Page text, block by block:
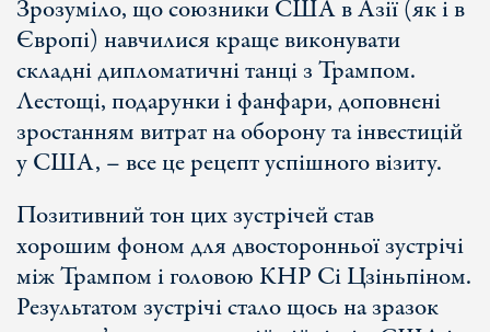
Зрозуміло, що союзники США в Азії (як і в
Європі) навчилися краще виконувати
складні дипломатичні танці з Трампом.
Лестощі, подарунки і фанфари, доповнені
зростанням витрат на оборону та інвестицій
у США, – все це рецепт успішного візиту.
Позитивний тон цих зустрічей став
хорошим фоном для двосторонньої зустрічі
між Трампом і головою КНР Сі Цзіньпіном.
Результатом зустрічі стало щось на зразок